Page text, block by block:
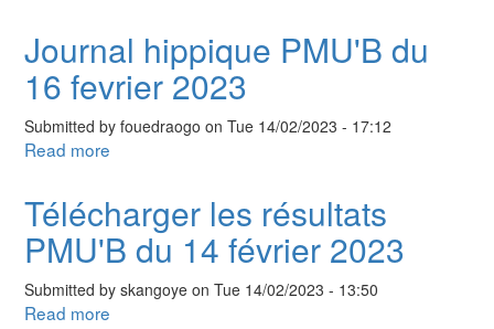
les
résultats
PMU'B
du
15
Journal hippique PMU'B du
16 fevrier 2023
Submitted by fouedraogo on Tue 14/02/2023 - 17:12
Read more
PMU'B
du
16
fevrier
Télécharger les résultats
PMU'B du 14 février 2023
Submitted by skangoye on Tue 14/02/2023 - 13:50
Read more